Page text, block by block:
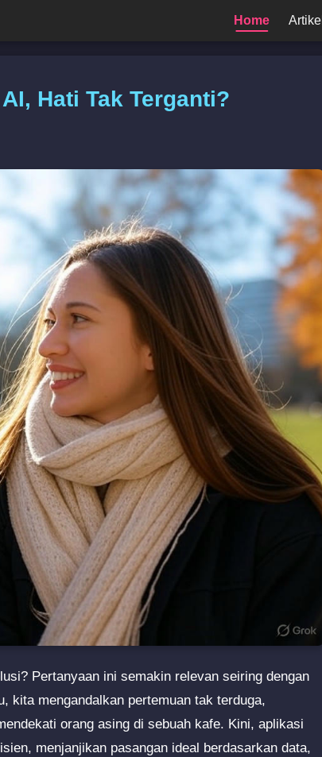
Home Artikel
Hati Tak Terganti?
Pertanyaan ini semakin relevan seiring dengan
kita mengandalkan pertemuan tak terduga,
orang asing di sebuah kafe. Kini, aplikasi
menjanjikan pasangan ideal berdasarkan data,